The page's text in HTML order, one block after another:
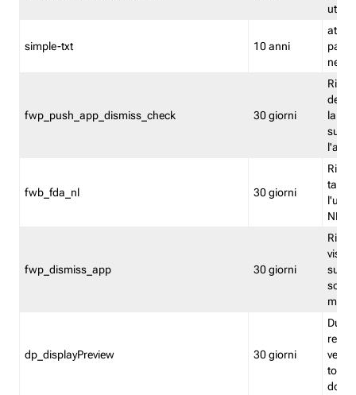
simple-txt 10 anni
attiva
fwp_push_app_dismiss_check 30 giorni
la
fwb_fda_nl 30 giorni
NL
fwp_dismiss_app 30 giorni
visto
dp_displayPreview 30 giorni
torna
dopo